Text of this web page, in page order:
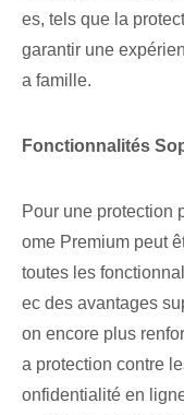
es, tels que la
garantir une
a famille.
Fonctionnalités
Pour une protection
ome‍ Premium peut
toutes les
ec des avantages
on encore plus
a protection contre
onfidentialité en